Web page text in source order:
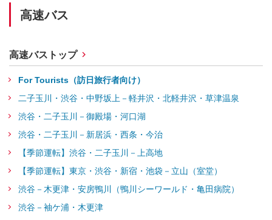
高速バス
高速バストップ
For Tourists（訪日旅行者向け）
二子玉川・渋谷・中野坂上－軽井沢・北軽井沢・草津温泉
渋谷・二子玉川－御殿場・河口湖
渋谷・二子玉川－新居浜・西条・今治
【季節運転】渋谷・二子玉川－上高地
【季節運転】東京・渋谷・新宿・池袋－立山（室堂）
渋谷－木更津・安房鴨川（鴨川シーワールド・亀田病院）
渋谷－袖ケ浦・木更津